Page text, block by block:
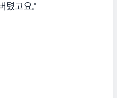
텼고요."